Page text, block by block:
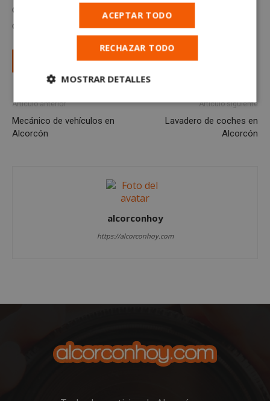
de la familia The North Face, ¡nosotros queremos
conocerte!
Solicitar en Talent.com
Artículo anterior
Mecánico de vehículos en
Alcorcón
Artículo siguiente
Lavadero de coches en
Alcorcón
alcorconhoy
https://alcorconhoy.com
ACEPTAR TODO
RECHAZAR TODO
MOSTRAR DETALLES
Cookies
necesarias
Cookies de
preferencias
funcionalidad
Cookies no clasificadas
Cookies de preferencias
Cookies de funcionalidad